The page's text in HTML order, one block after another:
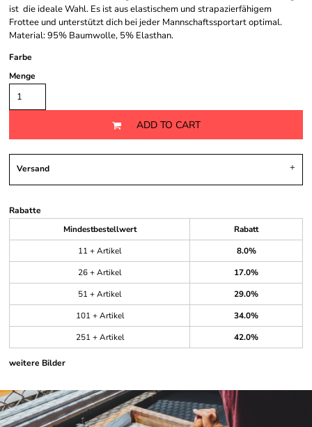
ist die ideale Wahl. Es ist aus elastischem und strapazierfähigem
Frottee und unterstützt dich bei jeder Mannschaftssportart optimal.
Material: 95% Baumwolle, 5% Elasthan.
Farbe
Menge
ADD TO CART
Versand
Rabatte
Mindestbestellwert
Rabatt
11 + Artikel
8.0%
26 + Artikel
17.0%
51 + Artikel
29.0%
101 + Artikel
34.0%
251 + Artikel
42.0%
weitere Bilder